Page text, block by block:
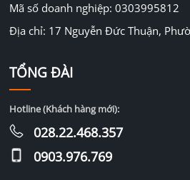
Mã số doanh nghiệp: 0303995812
Địa chỉ: 17 Nguyễn Đức Thuận,
TỔNG ĐÀI
Hotline (Khách hàng mới):
028.22.468.357
0903.976.769